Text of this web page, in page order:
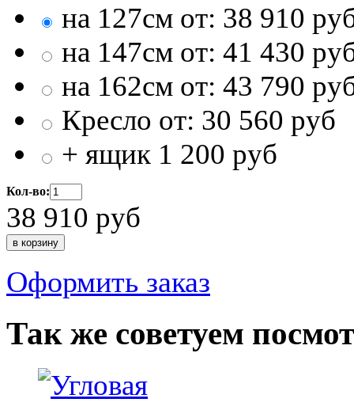
на 127см от: 38 910
на 147см от: 41 430
на 162см от: 43 790
Кресло от: 30 560 руб
+ ящик 1 200 руб
Кол-во:
38 910 руб
Оформить заказ
Так же советуем